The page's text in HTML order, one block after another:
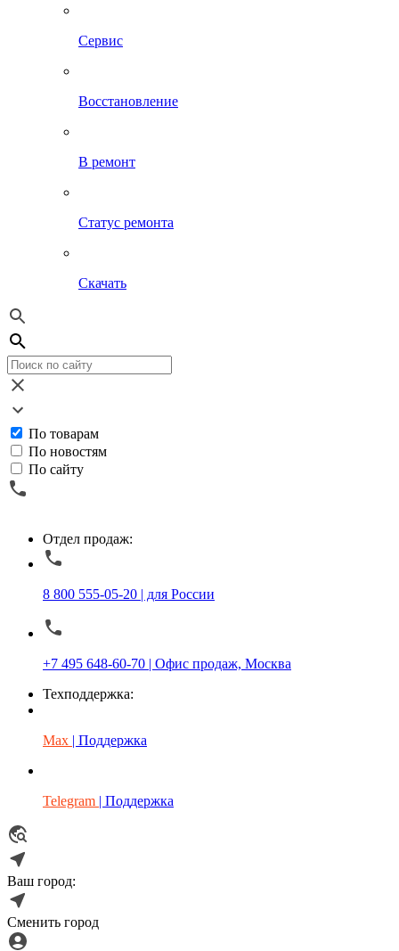
Сервис
Восстановление
В ремонт
Статус ремонта
Скачать
По товарам
По новостям
По сайту
Отдел продаж:
8 800 555-05-20 | для России
+7 495 648-60-70 | Офис продаж, Москва
Техподдержка:
Max | Поддержка
Telegram | Поддержка
Ваш город:
Сменить город